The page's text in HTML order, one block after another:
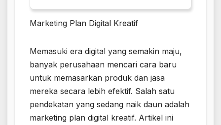
Marketing Plan Digital Kreatif
Memasuki era digital yang semakin maju,
banyak perusahaan mencari cara baru
untuk memasarkan produk dan jasa
mereka secara lebih efektif. Salah satu
pendekatan yang sedang naik daun adalah
marketing plan digital kreatif. Artikel ini